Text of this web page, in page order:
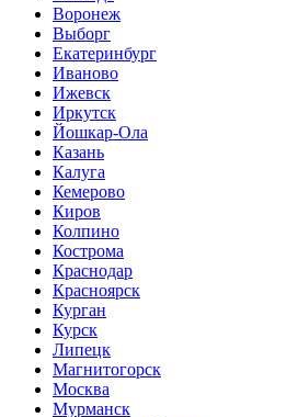
Воронеж
Выборг
Екатеринбург
Иваново
Ижевск
Иркутск
Йошкар-Ола
Казань
Калуга
Кемерово
Киров
Колпино
Кострома
Краснодар
Красноярск
Курган
Курск
Липецк
Магнитогорск
Москва
Мурманск